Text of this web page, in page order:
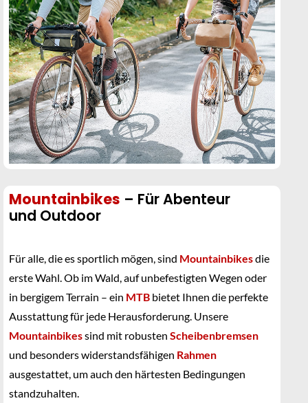
Mountainbikes – Für Abenteur
und Outdoor
Für alle, die es sportlich mögen, sind Mountainbikesdie
erste Wahl. Ob im Wald, auf unbefestigten Wegen oder
in bergigem Terrain – ein MTB bietet Ihnen die perfekte
Ausstattung für jede Herausforderung. Unsere
Mountainbikessind mit robusten Scheibenbremsen
und besonders widerstandsfähigen Rahmen
ausgestattet, um auch den härtesten Bedingungen
standzuhalten.